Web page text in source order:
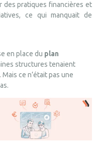
des pratiques financières et
ce qui manquait de
en place du plan
structures tenaient
ce n’était pas une